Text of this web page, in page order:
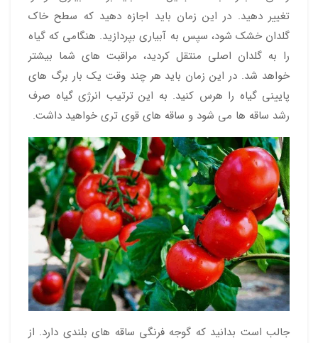
تغییر دهید. در این زمان باید اجازه دهید که سطح خاک
گلدان خشک شود، سپس به آبیاری بپردازید. هنگامی که گیاه
را به گلدان اصلی منتقل کردید، مراقبت های شما بیشتر
خواهد شد. در این زمان باید هر چند وقت یک بار برگ های
پایینی گیاه را هرس کنید. به این ترتیب انرژی گیاه صرف
رشد ساقه ها می شود و ساقه های قوی تری خواهید داشت.
جالب است بدانید که گوجه فرنگی ساقه های بلندی دارد. از